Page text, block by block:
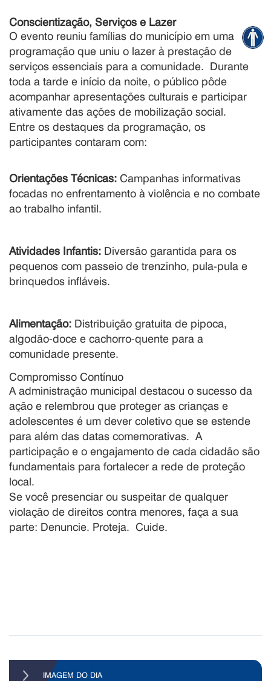
Conscientização, Serviços e Lazer
O evento reuniu famílias do município em uma
programação que uniu o lazer à prestação de
serviços essenciais para a comunidade. Durante
toda a tarde e início da noite, o público pôde
acompanhar apresentações culturais e participar
ativamente das ações de mobilização social.
Entre os destaques da programação, os
participantes contaram com:
Orientações Técnicas: Campanhas informativas
focadas no enfrentamento à violência e no combate
ao trabalho infantil.
Atividades Infantis: Diversão garantida para os
pequenos com passeio de trenzinho, pula-pula e
brinquedos infláveis.
Alimentação: Distribuição gratuita de pipoca,
algodão-doce e cachorro-quente para a
comunidade presente.
Compromisso Contínuo
A administração municipal destacou o sucesso da
ação e relembrou que proteger as crianças e
adolescentes é um dever coletivo que se estende
para além das datas comemorativas. A
participação e o engajamento de cada cidadão são
fundamentais para fortalecer a rede de proteção
local.
Se você presenciar ou suspeitar de qualquer
violação de direitos contra menores, faça a sua
parte: Denuncie. Proteja. Cuide.
IMAGEM DO DIA